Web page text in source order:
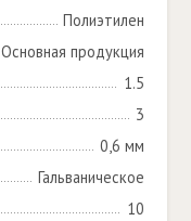
Полиэтилен
Основная продукция
1.5
3
0,6 мм
Гальваническое
10